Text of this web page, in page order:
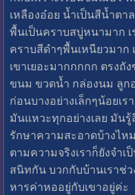
เหลืองอ๋อย น้ำเป็นสีน้ำต
พื้นเป็นคราบสบู่หนามาก
คราบสีดำๆพื้นเหนียวมาก
เขาเยอะมากกกกก ตรงถั
ขนม ขวดน้ำ กล่องนม ลูก
ก่อนบางอย่างเล็กๆน้อยเ
มันแหวะทุกอย่างเลย มัน
รักษาความสะอาดบ้างไห
ตามความจริงเราก็ยังจำ
สนิทกัน บวกกับบ้านเราช่
หารค่าหออยู่กับเขาอยู่ค่ะ